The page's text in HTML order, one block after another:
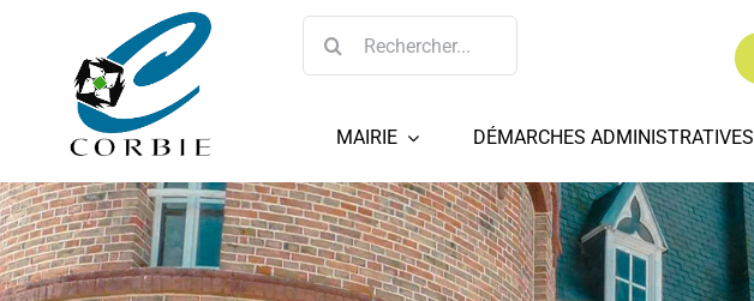
Rechercher:
MAIRIE DÉMARCHES ADMINISTRATIVES